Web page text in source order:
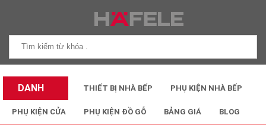
DANH
MỤC SẢN
THIẾT BỊ NHÀ BẾP PHỤ KIỆN NHÀ BẾP
PHỤ KIỆN CỬA PHỤ KIỆN ĐỒ GỖ BẢNG GIÁ BLOG